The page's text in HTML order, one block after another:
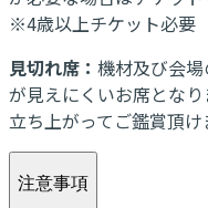
※4歳以上チケット必要
見切れ席： 機材及び会
が見えにくいお席となり
立ち上がってご鑑賞頂け
注意事項